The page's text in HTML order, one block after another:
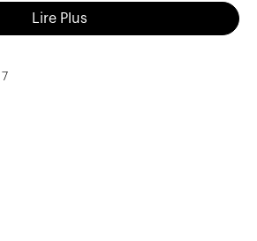
sur la photo de groupe: Carole
Sandrine Jordil, Sébastien Gabriel,
Rebetez, Florian Prélaz.
Lire Plus